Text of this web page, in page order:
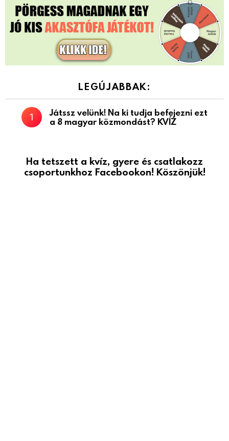
LEGÚJABBAK:
Játssz velünk! Na ki tudja befejezni ezt
a 8 magyar közmondást? KVÍZ
Ha tetszett a kvíz, gyere és csatlakozz
csoportunkhoz Facebookon! Köszönjük!